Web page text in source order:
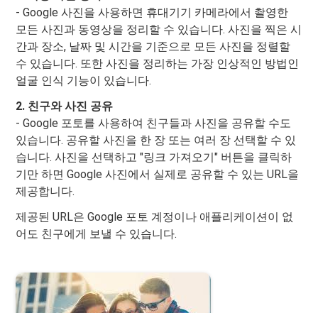
- Google 사진을 사용하면 휴대기기 카메라에서 촬영한
모든 사진과 동영상을 정리할 수 있습니다. 사진을 찍은 시
간과 장소, 날짜 및 시간을 기준으로 모든 사진을 정렬할
수 있습니다. 또한 사진을 정리하는 가장 인상적인 방법인
얼굴 인식 기능이 있습니다.
2. 친구와 사진 공유
- Google 포토를 사용하여 친구들과 사진을 공유할 수도
있습니다. 공유할 사진을 한 장 또는 여러 장 선택할 수 있
습니다. 사진을 선택하고 "링크 가져오기" 버튼을 클릭하
기만 하면 Google 사진에서 실제로 공유할 수 있는 URL을
제공합니다.
제공된 URL은 Google 포토 계정이나 애플리케이션이 없
어도 친구에게 보낼 수 있습니다.